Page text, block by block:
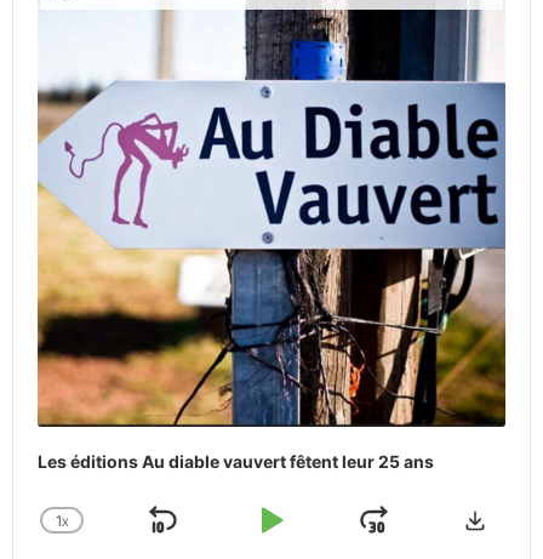
Les éditions Au diable vauvert fêtent leur 25 ans
CHANGE
1X
SKIP
PLAY
JUMP